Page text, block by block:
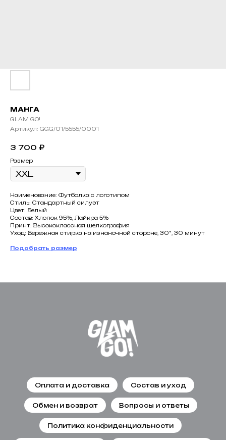
МАНГА
GLAM GO!
Артикул: GGG/01/5555/0001
3 700 ₽
Размер
Наименование: Футболка с логотипом
Стиль: Стандартный силуэт
Цвет: Белый
Состав: Хлопок 95%, Лайкра 5%
Принт: Высококлассная шелкография
Уход: Бережная стирка на изнаночной стороне, 30°, 30 минут
Подобрать размер
Оплата и доставка Состав и уход
Обмен и возврат Вопросы и ответы
Политика конфиденциальности